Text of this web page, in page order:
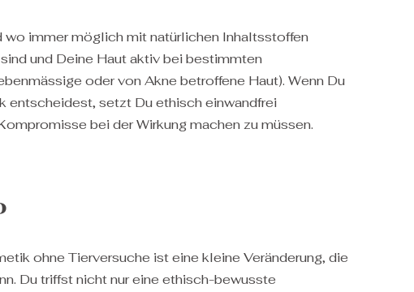
wo immer möglich mit natürlichen Inhaltsstoffen
und Deine Haut aktiv bei bestimmten
oder von Akne betroffene Haut). Wenn Du
entscheidest, setzt Du ethisch einwandfrei
bei der Wirkung machen zu müssen.
ohne Tierversuche ist eine kleine Veränderung, die
Du triffst nicht nur eine ethisch-bewusste